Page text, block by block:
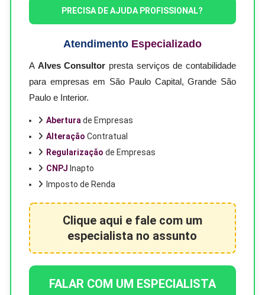
PRECISA DE AJUDA PROFISSIONAL?
Atendimento Especializado
A Alves Consultor presta serviços de contabilidade
para empresas em São Paulo Capital, Grande São
Paulo e Interior.
Abertura de Empresas
Alteração Contratual
Regularização de Empresas
CNPJ Inapto
Imposto de Renda
Clique aqui e fale com um
especialista no assunto
FALAR COM UM ESPECIALISTA